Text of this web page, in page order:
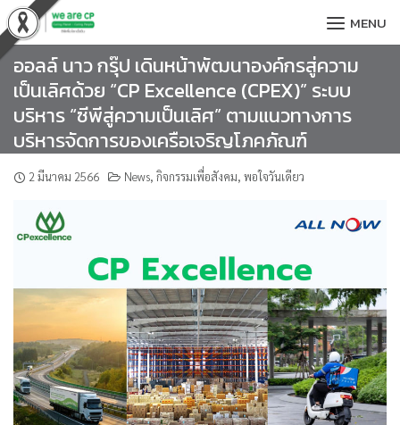
Skip
to
content
MENU
ออลล์ นาว กรุ๊ป เดินหน้าพัฒนาองค์กรสู่ความ
เป็นเลิศด้วย “CP Excellence (CPEX)” ระบบ
บริหาร “ซีพีสู่ความเป็นเลิศ” ตามแนวทางการ
บริหารจัดการของเครือเจริญโภคภัณฑ์
2 มีนาคม 2566 News, กิจกรรมเพื่อสังคม, พอใจวันเดียว